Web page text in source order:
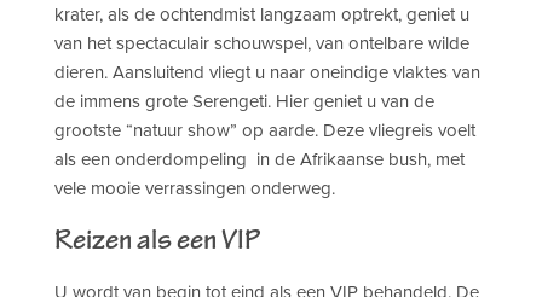
krater, als de ochtendmist langzaam optrekt, geniet u
van het spectaculair schouwspel, van ontelbare wilde
dieren. Aansluitend vliegt u naar oneindige vlaktes van
de immens grote Serengeti. Hier geniet u van de
grootste “natuur show” op aarde. Deze vliegreis voelt
als een onderdompeling in de Afrikaanse bush, met
vele mooie verrassingen onderweg.
Reizen als een VIP
U wordt van begin tot eind als een VIP behandeld. De